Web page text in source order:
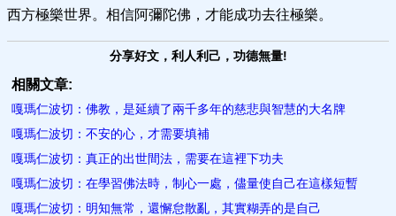
西方極樂世界。相信阿彌陀佛，才能成功去往極樂。
分享好文，利人利己，功德無量!
相關文章:
嘎瑪仁波切：佛教，是延續了兩千多年的慈悲與智慧的大名牌
嘎瑪仁波切：不安的心，才需要填補
嘎瑪仁波切：真正的出世間法，需要在這裡下功夫
嘎瑪仁波切：在學習佛法時，制心一處，儘量使自己在這樣短暫
嘎瑪仁波切：明知無常，還懈怠散亂，其實糊弄的是自己